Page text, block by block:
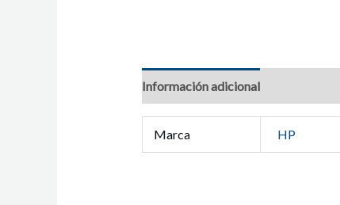
Información adicional
Marca HP